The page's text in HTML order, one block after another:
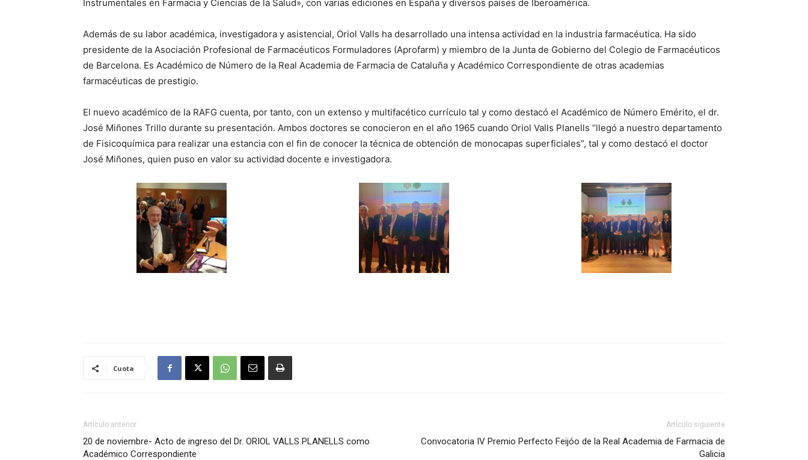
Instrumentales en Farmacia y Ciencias de la Salud», con varias ediciones en España y diversos países de Iberoamérica.
Además de su labor académica, investigadora y asistencial, Oriol Valls ha desarrollado una intensa actividad en la industria farmacéutica. Ha sido
presidente de la Asociación Profesional de Farmacéuticos Formuladores (Aprofarm) y miembro de la Junta de Gobierno del Colegio de Farmacéuticos
de Barcelona. Es Académico de Número de la Real Academia de Farmacia de Cataluña y Académico Correspondiente de otras academias
farmacéuticas de prestigio.
El nuevo académico de la RAFG cuenta, por tanto, con un extenso y multifacético currículo tal y como destacó el Académico de Número Emérito, el dr.
José Miñones Trillo durante su presentación. Ambos doctores se conocieron en el año 1965 cuando Oriol Valls Planells “llegó a nuestro departamento
de Fisicoquímica para realizar una estancia con el fin de conocer la técnica de obtención de monocapas superficiales”, tal y como destacó el doctor
José Miñones, quien puso en valor su actividad docente e investigadora.
Cuota
Artículo anterior
20 de noviembre- Acto de ingreso del Dr. ORIOL VALLS PLANELLS como
Académico Correspondiente
Artículo siguiente
Convocatoria IV Premio Perfecto Feijóo de la Real Academia de Farmacia de
Galicia